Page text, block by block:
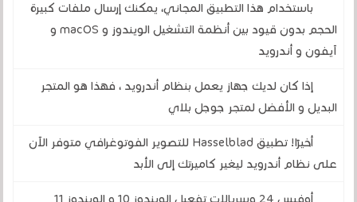
باستخدام هذا التطبيق المجاني، يمكنك إرسال ملفات كبيرة
الحجم بدون قيود بين أنظمة التشغيل الويندوز و macOS و
آيفون و أندرويد
إذا كان لديك جهاز يعمل بنظام أندرويد ، فهذا هو المتجر
البديل و الأفضل لمتجر جوجل بلاي
أخيرًا! تطبيق Hasselblad للتصوير الفوتوغرافي متوفر الآن
على نظام أندرويد ليغير كاميرتك إلى الأبد
أوفيس 24 وسريالات تفعيل الويندوز 10 و الويندوز 11